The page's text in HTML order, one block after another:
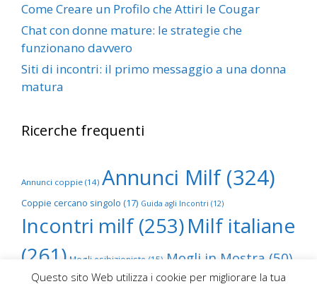
Come Creare un Profilo che Attiri le Cougar
Chat con donne mature: le strategie che
funzionano davvero
Siti di incontri: il primo messaggio a una donna
matura
Ricerche frequenti
Annunci coppie (14) Annunci Milf(324)
Coppie cercano singolo (17) Guida agli Incontri (12)
Incontri milf(253)Milf italiane
(261) Mogli esibizioniste (15) Mogli in Mostra (50)
Questo sito Web utilizza i cookie per migliorare la tua